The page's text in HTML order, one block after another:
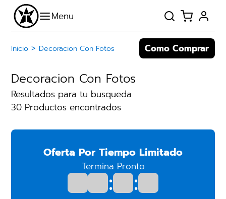
Inicio > Decoracion Con Fotos Como Comprar
Decoracion Con Fotos
Resultados para tu busqueda
30 Productos encontrados
Oferta Por Tiempo Limitado
Termina Pronto
: :